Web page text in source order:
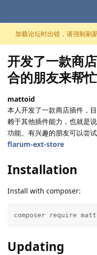
跳至内容
加载论坛时出错，请强制刷
开发了一款商
合的朋友来帮
mattoid
本人开发了一款商店插件，
赖于其他插件能力，也就是
功能。有兴趣的朋友可以尝
flarum-ext-store
Installation
Install with composer:
composer require
Updating